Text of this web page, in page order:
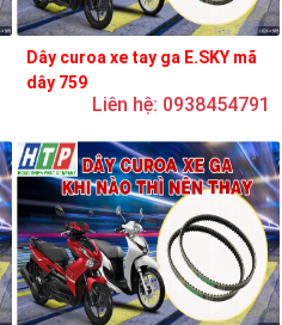
Dây curoa xe tay ga E.SKY mã
dây 759
Liên hệ: 0938454791